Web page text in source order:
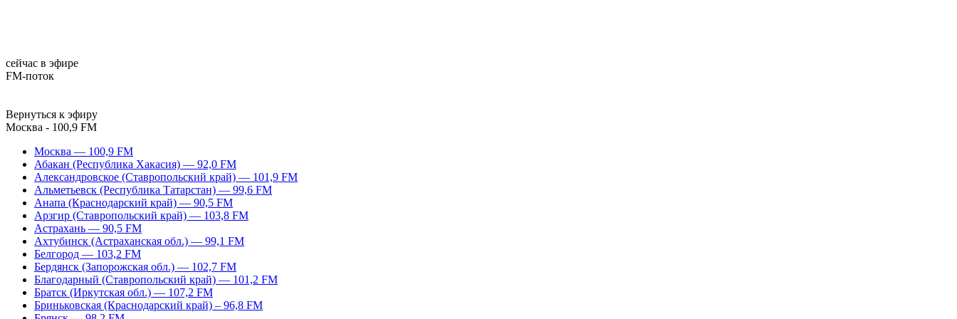
сейчас в эфире
FM-поток
Вернуться к эфиру
Москва - 100,9 FM
Москва — 100,9 FM
Абакан (Республика Хакасия) — 92,0 FM
Александровское (Ставропольский край) — 101,9 FM
Альметьевск (Республика Татарстан) — 99,6 FM
Анапа (Краснодарский край) — 90,5 FM
Арзгир (Ставропольский край) — 103,8 FM
Астрахань — 90,5 FM
Ахтубинск (Астраханская обл.) — 99,1 FM
Белгород — 103,2 FM
Бердянск (Запорожская обл.) — 102,7 FM
Благодарный (Ставропольский край) — 101,2 FM
Братск (Иркутская обл.) — 107,2 FM
Бриньковская (Краснодарский край) – 96,8 FM